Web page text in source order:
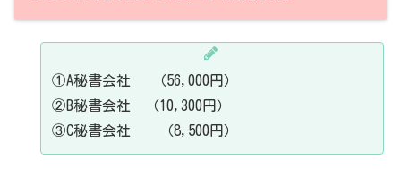
①A秘書会社 （56,000円）
②B秘書会社 （10,300円）
③C秘書会社 （8,500円）